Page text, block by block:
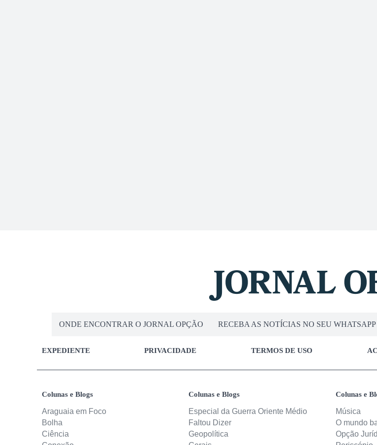
ONDE ENCONTRAR O JORNAL OPÇÃO RECEBA AS NOTÍCIAS NO SEU WHATSAPP
EXPEDIENTE PRIVACIDADE TERMOS DE USO
Colunas e Blogs
Araguaia em Foco
Bolha
Ciência
Colunas e Blogs
Especial da Guerra Oriente Médio
Faltou Dizer
Geopolítica
Colunas e
Música
O mundo
Opção